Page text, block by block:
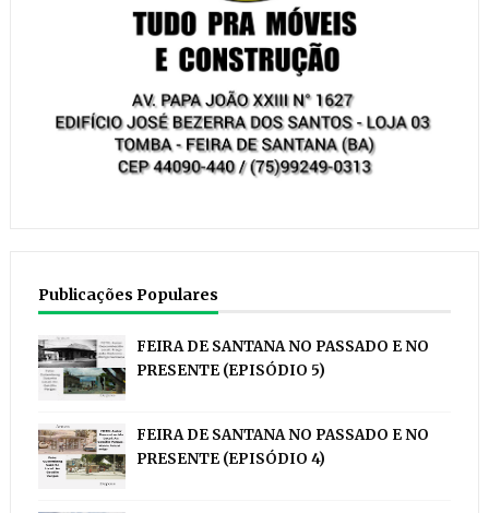
Publicações Populares
FEIRA DE SANTANA NO PASSADO E NO
PRESENTE (EPISÓDIO 5)
FEIRA DE SANTANA NO PASSADO E NO
PRESENTE (EPISÓDIO 4)